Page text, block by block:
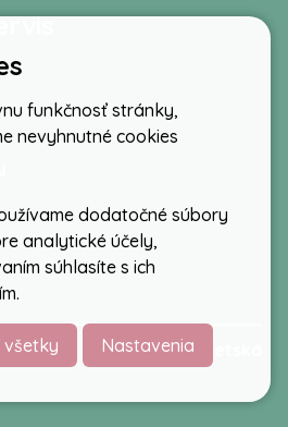
-Kočíky autosedačky,
funkčnosť stránky,
nevyhnutné cookies
dodatočné súbory
analytické účely,
súhlasíte s ich
všetky Nastavenia